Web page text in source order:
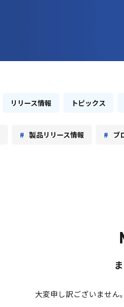
リリース情報 トピックス
製品リリース情報 ブ
大変申し訳ございません